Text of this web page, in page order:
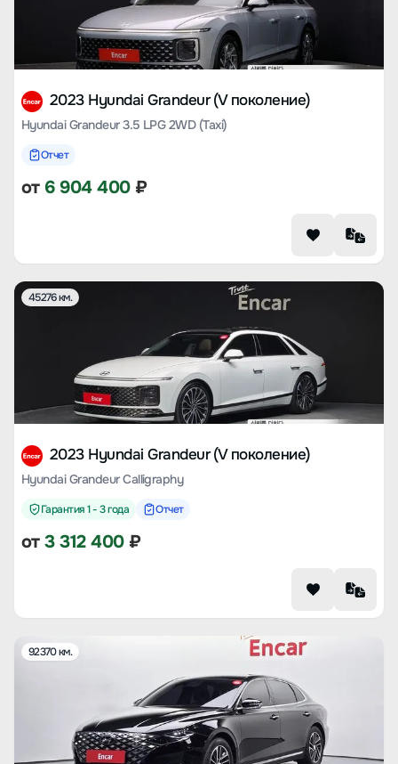
2023 Hyundai Grandeur (V поколение)
Hyundai Grandeur 3.5 LPG 2WD (Taxi)
Отчет
от 6 904 400₽
45276 км.
2023 Hyundai Grandeur (V поколение)
Hyundai Grandeur Calligraphy
Гарантия 1 - 3 года Отчет
от3 312 400₽
92370 км.